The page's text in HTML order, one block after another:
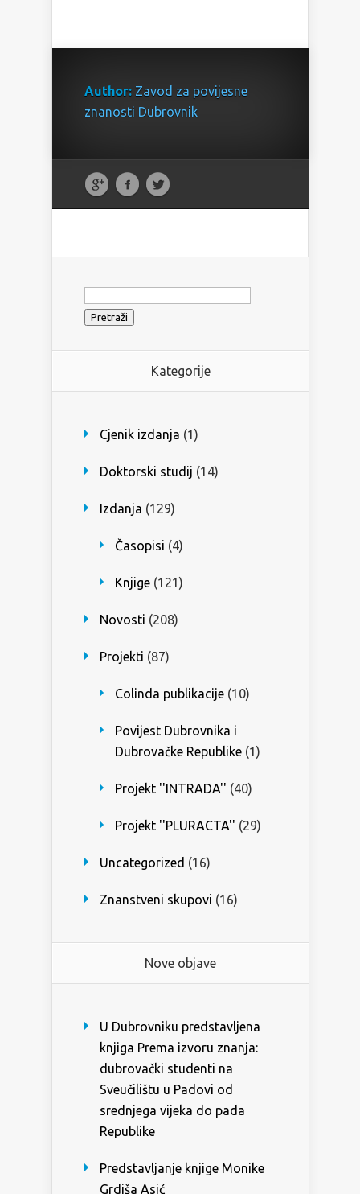
Author: Zavod za povijesne
znanosti Dubrovnik
Pretraži:
Kategorije
Cjenik izdanja (1)
Doktorski studij (14)
Izdanja (129)
Časopisi (4)
Knjige (121)
Novosti (208)
Projekti (87)
Colinda publikacije (10)
Povijest Dubrovnika i
Dubrovačke Republike (1)
Projekt ''INTRADA'' (40)
Projekt ''PLURACTA'' (29)
Uncategorized (16)
Znanstveni skupovi (16)
Nove objave
U Dubrovniku predstavljena
knjiga Prema izvoru znanja:
dubrovački studenti na
Sveučilištu u Padovi od
srednjega vijeka do pada
Republike
Predstavljanje knjige Monike
Grdiša Asić